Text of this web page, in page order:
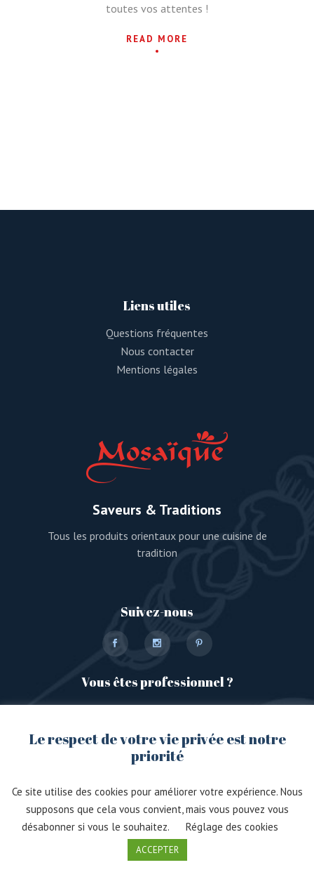
toutes vos attentes !
READ MORE
Liens utiles
Questions fréquentes
Nous contacter
Mentions légales
Saveurs & Traditions
Tous les produits orientaux pour une cuisine de
tradition
Suivez-nous
Vous êtes professionnel ?
Rendez-vous sur notre plateforme dédiée
© 2021, Mosaïque. Créé avec passion par
Immersive.
Le respect de votre vie privée est notre
priorité
Ce site utilise des cookies pour améliorer votre expérience. Nous
supposons que cela vous convient, mais vous pouvez vous
désabonner si vous le souhaitez.
Réglage des cookies
ACCEPTER